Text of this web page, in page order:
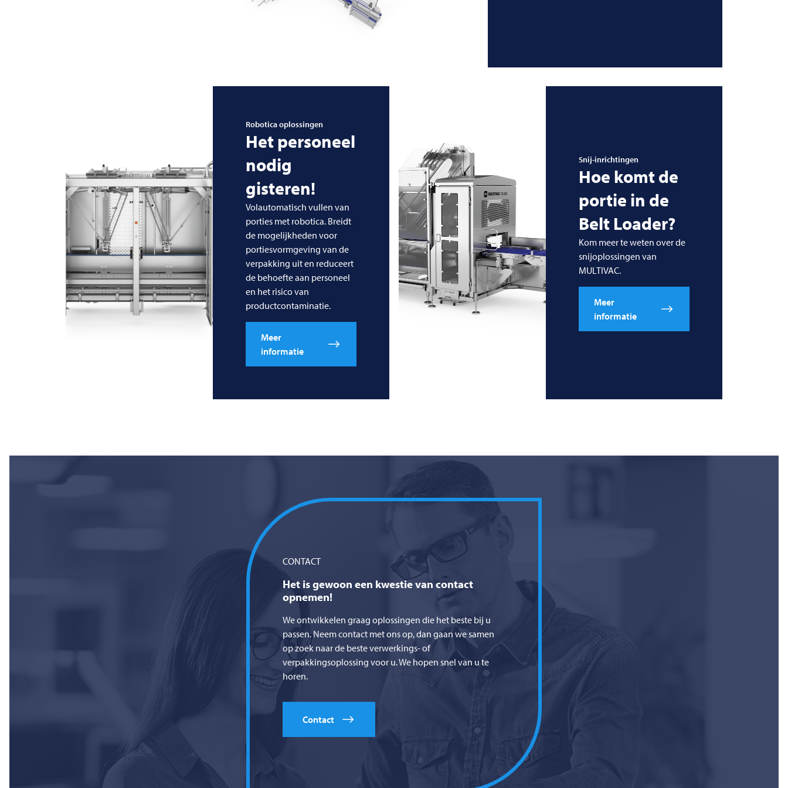
Robotica oplossingen
Het personeel
nodig
gisteren!
Volautomatisch vullen van
porties met robotica. Breidt
de mogelijkheden voor
portiesvormgeving van de
verpakking uit en reduceert
de behoefte aan personeel
en het risico van
productcontaminatie.
Meer
informatie
Snij-inrichtingen
Hoe komt de
portie in de
Belt Loader?
Kom meer te weten over de
snijoplossingen van
MULTIVAC.
Meer
informatie
CONTACT
Het is gewoon een kwestie van contact
opnemen!
We ontwikkelen graag oplossingen die het beste bij u
passen. Neem contact met ons op, dan gaan we samen
op zoek naar de beste verwerkings- of
verpakkingsoplossing voor u. We hopen snel van u te
horen.
Contact